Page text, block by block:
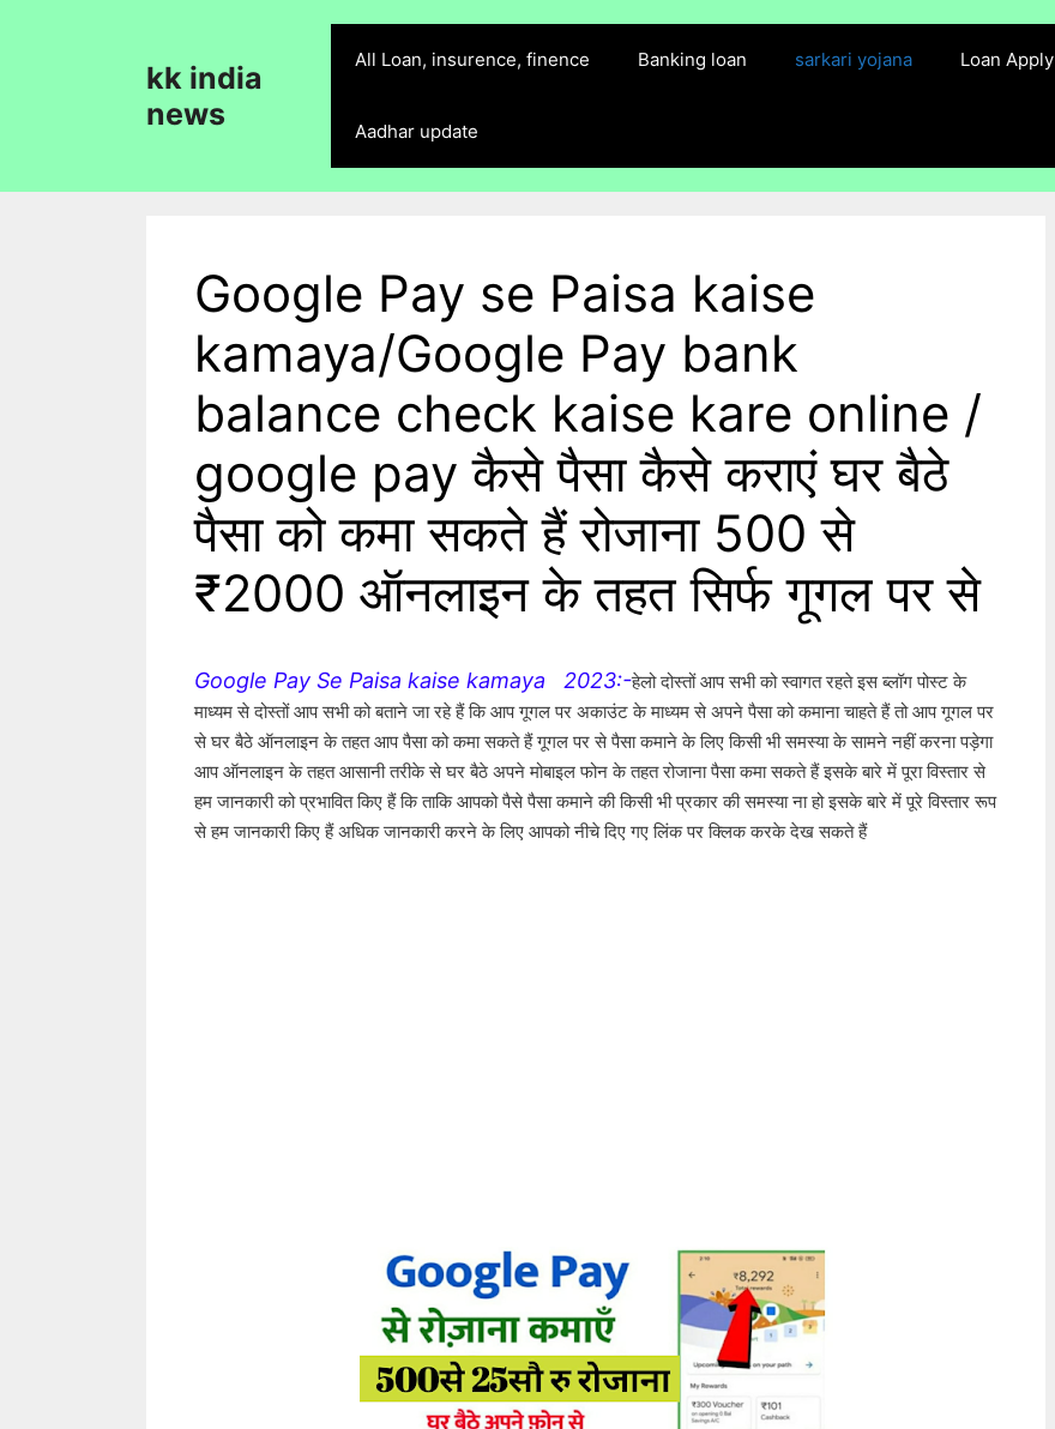
kk india
news
All Loan, insurence, finence Banking loan sarkari yojana Loan Apply
Aadhar update
Google Pay se Paisa kaise
kamaya/Google Pay bank
balance check kaise kare online /
google pay कैसे पैसा कैसे कराएं घर बैठे
पैसा को कमा सकते हैं रोजाना 500 से
₹2000 ऑनलाइन के तहत सिर्फ गूगल पर से
Google Pay Se Paisa kaise kamaya 2023:-हेलो दोस्तों आप सभी को स्वागत रहते इस ब्लॉग पोस्ट के
माध्यम से दोस्तों आप सभी को बताने जा रहे हैं कि आप गूगल पर अकाउंट के माध्यम से अपने पैसा को कमाना चाहते हैं तो आप गूगल पर
से घर बैठे ऑनलाइन के तहत आप पैसा को कमा सकते हैं गूगल पर से पैसा कमाने के लिए किसी भी समस्या के सामने नहीं करना पड़ेगा
आप ऑनलाइन के तहत आसानी तरीके से घर बैठे अपने मोबाइल फोन के तहत रोजाना पैसा कमा सकते हैं इसके बारे में पूरा विस्तार से
हम जानकारी को प्रभावित किए हैं कि ताकि आपको पैसे पैसा कमाने की किसी भी प्रकार की समस्या ना हो इसके बारे में पूरे विस्तार रूप
से हम जानकारी किए हैं अधिक जानकारी करने के लिए आपको नीचे दिए गए लिंक पर क्लिक करके देख सकते हैं